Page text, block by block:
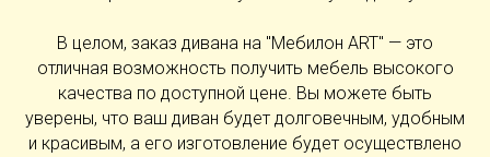
В целом, заказ дивана на "Мебилон ART" — это
отличная возможность получить мебель высокого
качества по доступной цене. Вы можете быть
уверены, что ваш диван будет долговечным, удобным
и красивым, а его изготовление будет осуществлено